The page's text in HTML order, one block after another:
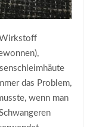
Wirkstoff
das Problem,
wenn man